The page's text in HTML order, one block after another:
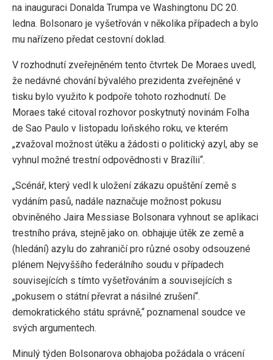
na inauguraci Donalda Trumpa ve Washingtonu DC 20.
ledna. Bolsonaro je vyšetřován v několika případech a bylo
mu nařízeno předat cestovní doklad.
V rozhodnutí zveřejněném tento čtvrtek De Moraes uvedl,
že nedávné chování bývalého prezidenta zveřejněné v
tisku bylo využito k podpoře tohoto rozhodnutí. De
Moraes také citoval rozhovor poskytnutý novinám Folha
de Sao Paulo v listopadu loňského roku, ve kterém
„zvažoval možnost útěku a žádosti o politický azyl, aby se
vyhnul možné trestní odpovědnosti v Brazílii“.
„Scénář, který vedl k uložení zákazu opuštění země s
vydáním pasů, nadále naznačuje možnost pokusu
obviněného Jaira Messiase Bolsonara vyhnout se aplikaci
trestního práva, stejně jako on. obhajuje útěk ze země a
(hledání) azylu do zahraničí pro různé osoby odsouzené
plénem Nejvyššího federálního soudu v případech
souvisejících s tímto vyšetřováním a souvisejících s
„pokusem o státní převrat a násilné zrušení“.
demokratického státu správně,“ poznamenal soudce ve
svých argumentech.
Minulý týden Bolsonarova obhajoba požádala o vrácení